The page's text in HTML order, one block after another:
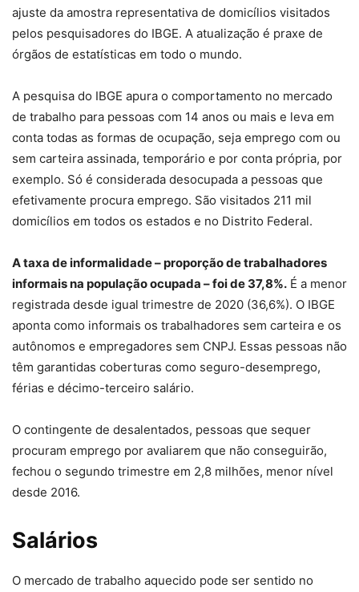
ajuste da amostra representativa de domicílios visitados
pelos pesquisadores do IBGE. A atualização é praxe de
órgãos de estatísticas em todo o mundo.
A pesquisa do IBGE apura o comportamento no mercado
de trabalho para pessoas com 14 anos ou mais e leva em
conta todas as formas de ocupação, seja emprego com ou
sem carteira assinada, temporário e por conta própria, por
exemplo. Só é considerada desocupada a pessoas que
efetivamente procura emprego. São visitados 211 mil
domicílios em todos os estados e no Distrito Federal.
A taxa de informalidade – proporção de trabalhadores
informais na população ocupada – foi de 37,8%. É a menor
registrada desde igual trimestre de 2020 (36,6%). O IBGE
aponta como informais os trabalhadores sem carteira e os
autônomos e empregadores sem CNPJ. Essas pessoas não
têm garantidas coberturas como seguro-desemprego,
férias e décimo-terceiro salário.
O contingente de desalentados, pessoas que sequer
procuram emprego por avaliarem que não conseguirão,
fechou o segundo trimestre em 2,8 milhões, menor nível
desde 2016.
Salários
O mercado de trabalho aquecido pode ser sentido no